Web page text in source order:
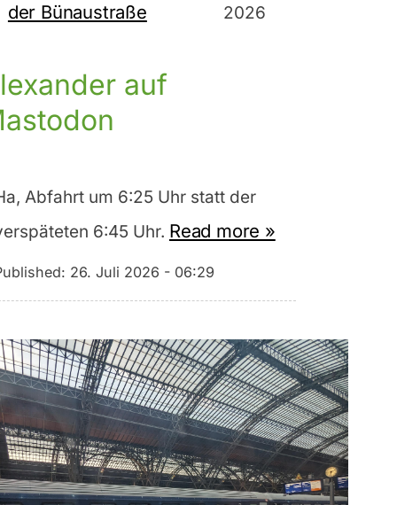
der Bünaustraße
2026
auf
Abfahrt um 6:25 Uhr statt der
6:45 Uhr. Read more »
26. Juli 2026 - 06:29